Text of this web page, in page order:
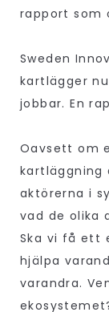
rapport som
Sweden
kartlägger
jobbar. En
Oavsett om
aktörerna i
vad de olika
Ska vi få ett
hjälpa
varandra.